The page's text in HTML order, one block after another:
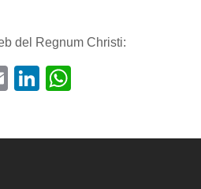
del Regnum Christi:
EmailLinkedIn